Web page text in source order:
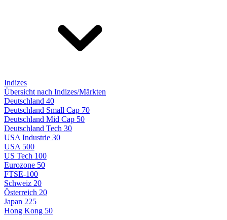
Indizes
Übersicht nach Indizes/Märkten
Deutschland 40
Deutschland Small Cap 70
Deutschland Mid Cap 50
Deutschland Tech 30
USA Industrie 30
USA 500
US Tech 100
Eurozone 50
FTSE-100
Schweiz 20
Österreich 20
Japan 225
Hong Kong 50